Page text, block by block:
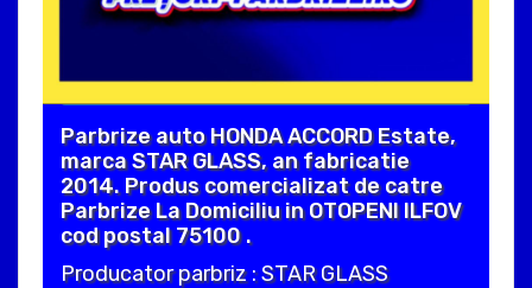
Parbrize auto HONDA ACCORD Estate,
marca STAR GLASS, an fabricatie
2014. Produs comercializat de catre
Parbrize La Domiciliu in OTOPENI ILFOV
cod postal 75100 .
Producator parbriz : STAR GLASS